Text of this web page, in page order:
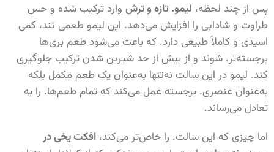
پس از چند لحظه، لیمو. تازه و ترش وارد ترکیب شده و حس
طراوت و شادابی را افزایش می‌دهد. این لیمو طعمی تند، کمی
اسیدی و کاملاً طبیعی دارد. که باعث می‌شود طعم بری‌ها
برجسته‌تر. شوند و از بیش از حد شیرین شدن ترکیب جلوگیری
کند. لیمو در این سالت نه‌تنها به‌عنوان یک طعم مکمل بلکه
به‌عنوان عنصری. برجسته عمل می‌کند که تمام طعم‌ها. را به
تعادل می‌رساند.
اما چیزی که این سالت. را خاص‌تر می‌کند، افکت یخی در